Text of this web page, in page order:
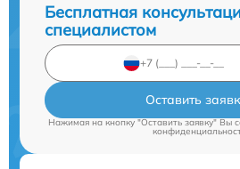
Бесплатная
специалистом
Оставить
Нажимая на кнопку "Оставить заявку" Вы